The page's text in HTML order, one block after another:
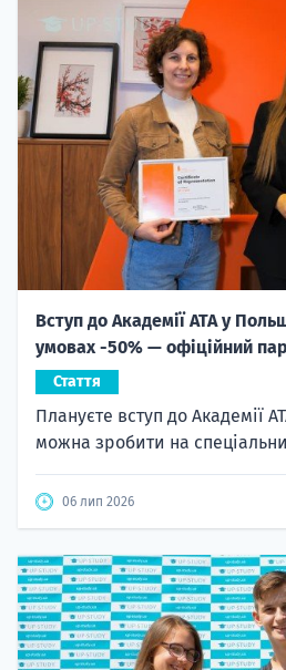
Вступ до Академії ATA у
умовах -50% — офіційний
Стаття
Плануєте вступ до Академії
можна зробити на
06 лип 2026